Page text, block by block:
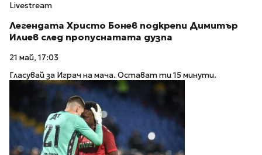
Livestream
Легендата Христо Бонев подкрепи Димитър
Илиев след пропуснатата дузпа
21 май, 17:03
Гласувай за Играч на мача. Остават ти 15 минути.